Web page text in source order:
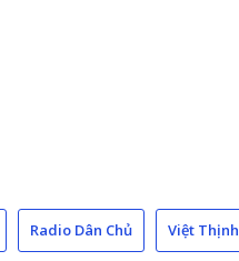
Radio Dân Chủ Việt Thịnh